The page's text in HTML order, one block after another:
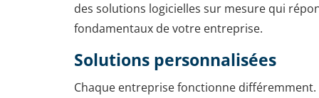
des solutions logicielles sur mesure qui
fondamentaux de votre entreprise.
Solutions personnalisées
Chaque entreprise fonctionne différemment.